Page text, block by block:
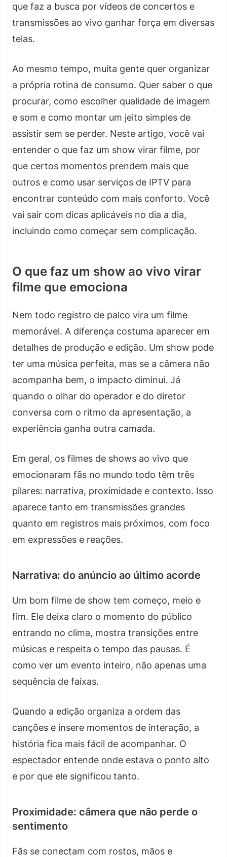
que faz a busca por vídeos de concertos e
transmissões ao vivo ganhar força em diversas
telas.
Ao mesmo tempo, muita gente quer organizar
a própria rotina de consumo. Quer saber o que
procurar, como escolher qualidade de imagem
e som e como montar um jeito simples de
assistir sem se perder. Neste artigo, você vai
entender o que faz um show virar filme, por
que certos momentos prendem mais que
outros e como usar serviços de IPTV para
encontrar conteúdo com mais conforto. Você
vai sair com dicas aplicáveis no dia a dia,
incluindo como começar sem complicação.
O que faz um show ao vivo virar
filme que emociona
Nem todo registro de palco vira um filme
memorável. A diferença costuma aparecer em
detalhes de produção e edição. Um show pode
ter uma música perfeita, mas se a câmera não
acompanha bem, o impacto diminui. Já
quando o olhar do operador e do diretor
conversa com o ritmo da apresentação, a
experiência ganha outra camada.
Em geral, os filmes de shows ao vivo que
emocionaram fãs no mundo todo têm três
pilares: narrativa, proximidade e contexto. Isso
aparece tanto em transmissões grandes
quanto em registros mais próximos, com foco
em expressões e reações.
Narrativa: do anúncio ao último acorde
Um bom filme de show tem começo, meio e
fim. Ele deixa claro o momento do público
entrando no clima, mostra transições entre
músicas e respeita o tempo das pausas. É
como ver um evento inteiro, não apenas uma
sequência de faixas.
Quando a edição organiza a ordem das
canções e insere momentos de interação, a
história fica mais fácil de acompanhar. O
espectador entende onde estava o ponto alto
e por que ele significou tanto.
Proximidade: câmera que não perde o
sentimento
Fãs se conectam com rostos, mãos e